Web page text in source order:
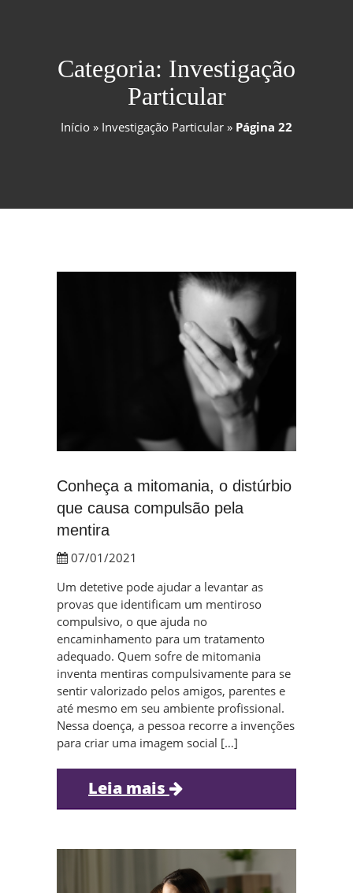
Categoria: Investigação
Particular
Início » Investigação Particular » Página 22
Conheça a mitomania, o distúrbio
que causa compulsão pela
mentira
07/01/2021
Um detetive pode ajudar a levantar as
provas que identificam um mentiroso
compulsivo, o que ajuda no
encaminhamento para um tratamento
adequado. Quem sofre de mitomania
inventa mentiras compulsivamente para se
sentir valorizado pelos amigos, parentes e
até mesmo em seu ambiente profissional.
Nessa doença, a pessoa recorre a invenções
para criar uma imagem social […]
Leia mais